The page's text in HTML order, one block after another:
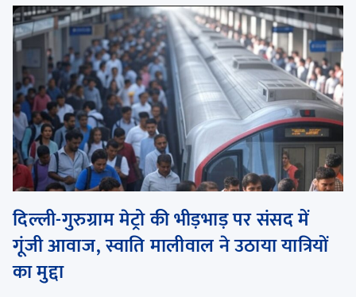
दिल्ली-गुरुग्राम मेट्रो की भीड़भाड़ पर संसद में
गूंजी आवाज, स्वाति मालीवाल ने उठाया यात्रियों
का मुद्दा